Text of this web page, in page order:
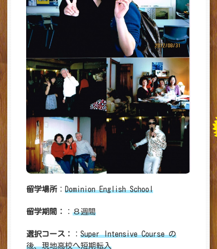
留学場所 ： Dominion English School
留学期間： ： ８週間
選択コース： ： Super Intensive Course の
後、現地高校へ短期転入